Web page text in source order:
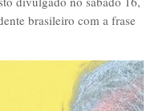
brasileiro com a frase